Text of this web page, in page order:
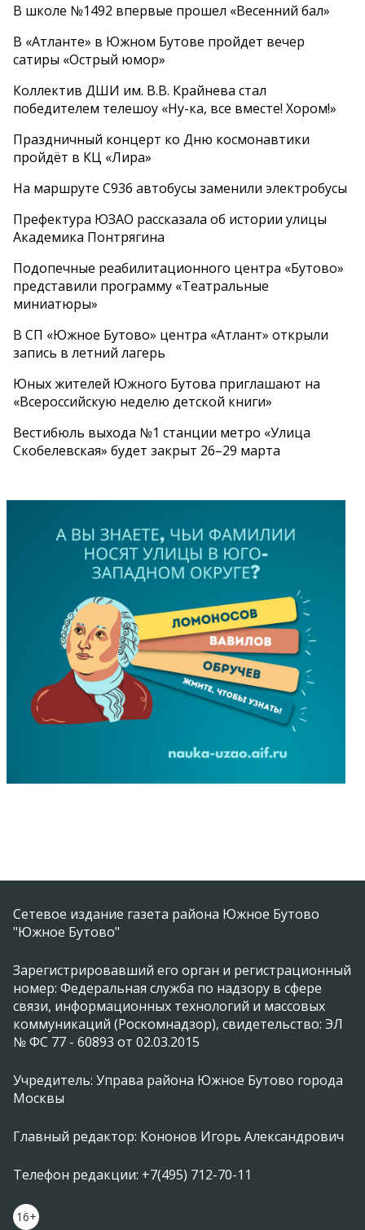
В школе №1492 впервые прошел «Весенний бал»
В «Атланте» в Южном Бутове пройдет вечер
сатиры «Острый юмор»
Коллектив ДШИ им. В.В. Крайнева стал
победителем телешоу «Ну-ка, все вместе! Хором!»
Праздничный концерт ко Дню космонавтики
пройдёт в КЦ «Лира»
На маршруте С936 автобусы заменили электробусы
Префектура ЮЗАО рассказала об истории улицы
Академика Понтрягина
Подопечные реабилитационного центра «Бутово»
представили программу «Театральные
миниатюры»
В СП «Южное Бутово» центра «Атлант» открыли
запись в летний лагерь
Юных жителей Южного Бутова приглашают на
«Всероссийскую неделю детской книги»
Вестибюль выхода №1 станции метро «Улица
Скобелевская» будет закрыт 26–29 марта
Сетевое издание газета района Южное Бутово
"Южное Бутово"
Зарегистрировавший его орган и регистрационный
номер: Федеральная служба по надзору в сфере
связи, информационных технологий и массовых
коммуникаций (Роскомнадзор), свидетельство: ЭЛ
№ ФС 77 - 60893 от 02.03.2015
Учредитель: Управа района Южное Бутово города
Москвы
Главный редактор: Кононов Игорь Александрович
Телефон редакции: +7(495) 712-70-11
16+